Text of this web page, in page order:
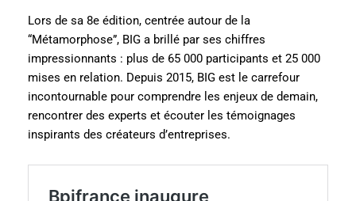
Lors de sa 8e édition, centrée autour de la
“Métamorphose”, BIG a brillé par ses chiffres
impressionnants : plus de 65 000 participants et 25 000
mises en relation. Depuis 2015, BIG est le carrefour
incontournable pour comprendre les enjeux de demain,
rencontrer des experts et écouter les témoignages
inspirants des créateurs d’entreprises.